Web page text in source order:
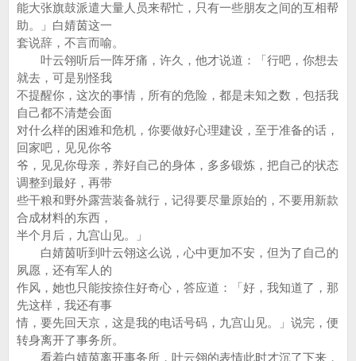
能大张旗鼓派遣大量人员来帮忙，只有一些朋友之间的互相帮
助。」白婧茵这一
套说辞，不言而喻。
叶云翎听后一阵牙痛，许久，他才说道：「行吧，你想去
就去，可是别怪我
不提醒你，这次的事情，所有的危险，都是未知之数，包括我
自己都不清楚会面
对什么样的困难和危机，你要做好心理建设，至于准备的话，
回家吧，见见你爷
爷，见见你母亲，养好自己的身体，多多锻炼，把自己的状态
调整到最好，再带
些干粮和野外露营装备就行，记得要尽量原始的，不要用新款
合成材料的东西，
半个月后，九宫山见。」
白婧茵听到叶云翎这么说，心中更加不安，但为了自己的
夙愿，还有军人的
作风，她也只能按捺住好奇心，答应道：「好，我知道了，那
先这样，我还有事
情，要先回天京，这是我的电话号码，九宫山见。」说完，便
转身离开了事务所。
看着白婧茵离开事务所，叶云翎的表情此时才沉了下来，